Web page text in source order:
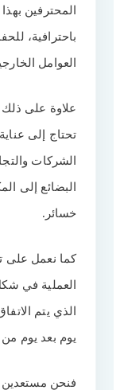
المحترفين
باحترافية،
العوامل
علاوة على ذلك
تحتاج إلى
الشركات
البضائع إلى
خسائر.
كما نعمل على
العملية في
الذي يتم
يوم بعد يوم
فنحن مستعدين